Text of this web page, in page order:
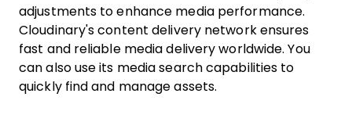
adjustments to enhance media performance.
Cloudinary's content delivery network ensures
fast and reliable media delivery worldwide. You
can also use its media search capabilities to
quickly find and manage assets.